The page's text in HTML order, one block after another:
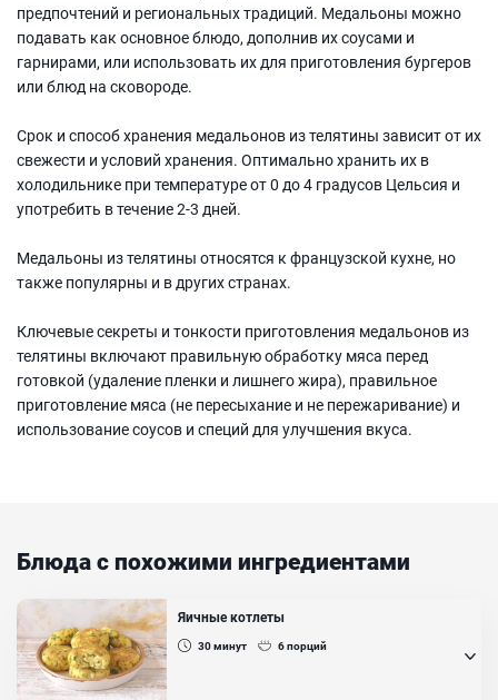
предпочтений и региональных традиций. Медальоны можно
подавать как основное блюдо, дополнив их соусами и
гарнирами, или использовать их для приготовления бургеров
или блюд на сковороде.
Срок и способ хранения медальонов из телятины зависит от их
свежести и условий хранения. Оптимально хранить их в
холодильнике при температуре от 0 до 4 градусов Цельсия и
употребить в течение 2-3 дней.
Медальоны из телятины относятся к французской кухне, но
также популярны и в других странах.
Ключевые секреты и тонкости приготовления медальонов из
телятины включают правильную обработку мяса перед
готовкой (удаление пленки и лишнего жира), правильное
приготовление мяса (не пересыхание и не пережаривание) и
использование соусов и специй для улучшения вкуса.
Блюда с похожими ингредиентами
Яичные котлеты
30минут 6порций